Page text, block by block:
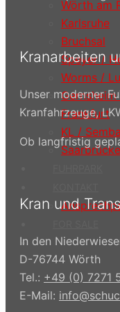
Wörth am
Karlsruhe
Bruchsal
Speyer /
Worms /
Frankfurt
KL /
Kranarbeiten
Unser moderner
Kranfahrzeuge,
Ob langfristig
Kran und
In den
D-76744 Wörth
Tel.: +49 (0) 7271
E-Mail: